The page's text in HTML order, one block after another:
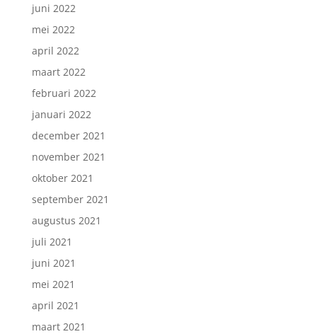
juni 2022
mei 2022
april 2022
maart 2022
februari 2022
januari 2022
december 2021
november 2021
oktober 2021
september 2021
augustus 2021
juli 2021
juni 2021
mei 2021
april 2021
maart 2021